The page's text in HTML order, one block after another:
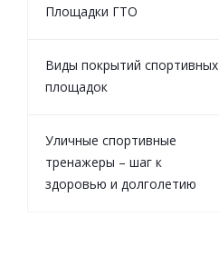
Площадки ГТО
Виды покрытий спортивных
площадок
Уличные спортивные
тренажеры – шаг к
здоровью и долголетию